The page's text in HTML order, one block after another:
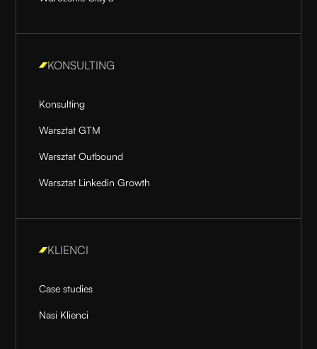
KONSULTING
Konsulting
Warsztat GTM
Warsztat Outbound
Warsztat Linkedin Growth
KLIENCI
Case studies
Nasi Klienci